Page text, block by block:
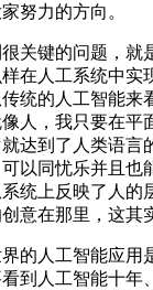
努力的方向。
键的问题，就
在人工系统中实
统的人工智能来
人，我只要在平
达到了人类语言
以同忧乐并且也
统上反映了人的
意在那里，这其
人工智能应用
到人工智能十年